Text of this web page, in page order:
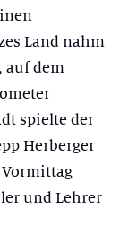
Land nahm
auf dem
spielte der
Herberger
und Lehrer